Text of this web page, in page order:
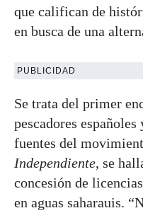
que califican de
en busca de una
PUBLICIDAD
Se trata del primer
pescadores
fuentes del
Independiente, se
concesión de
en aguas saharauis.